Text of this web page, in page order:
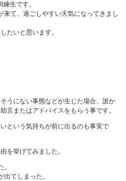
生です。
来て、過ごしやすい天気になってきまし
たいと思います。
うにない事態などが生じた場合、誰か
言またはアドバイスをもらう事です。
という気持ちが前に出るのも事実で
を挙げてみました。
てしまった。